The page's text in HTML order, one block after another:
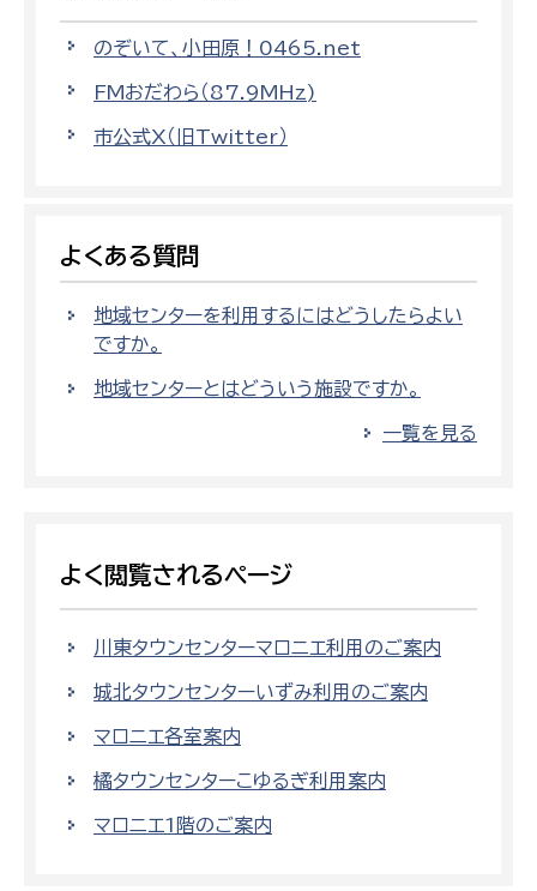
のぞいて、小田原！0465.net
FMおだわら（87.9MHz)
市公式X（旧Twitter）
よくある質問
地域センターを利用するにはどうしたらよい
ですか。
地域センターとはどういう施設ですか。
一覧を見る
よく閲覧されるページ
川東タウンセンターマロニエ利用のご案内
城北タウンセンターいずみ利用のご案内
マロニエ各室案内
橘タウンセンターこゆるぎ利用案内
マロニエ1階のご案内